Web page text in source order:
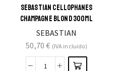
SEBASTIAN CELLOPHANES
CHAMPAGNE BLOND 300ML
SEBASTIAN
50,70€ (IVA incluido)